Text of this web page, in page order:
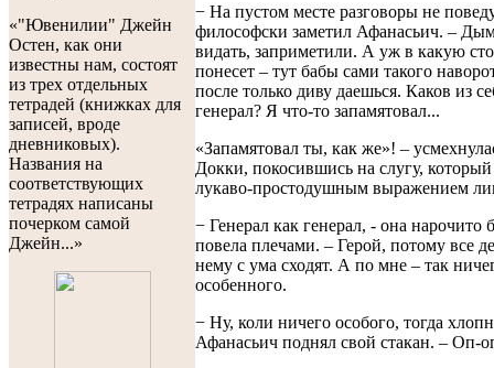
«"Ювенилии" Джейн
Остен, как они
известны нам, состоят
из трех отдельных
тетрадей (книжках для
записей, вроде
дневниковых).
Названия на
соответствующих
тетрадях написаны
почерком самой
Джейн...»
− На пустом месте разговоры не
философски заметил Афанасьич. –
видать, заприметили. А уж в какую
понесет – тут бабы сами такого
после только диву даешься. Каков из
генерал? Я что-то запамятовал...
«Запамятовал ты, как же»! –
Докки, покосившись на слугу, который
лукаво-простодушным выражением
− Генерал как генерал, - она нарочито
повела плечами. – Герой, потому все
нему с ума сходят. А по мне – так
особенного.
− Ну, коли ничего особого, тогда
Афанасьич поднял свой стакан. – Оп-